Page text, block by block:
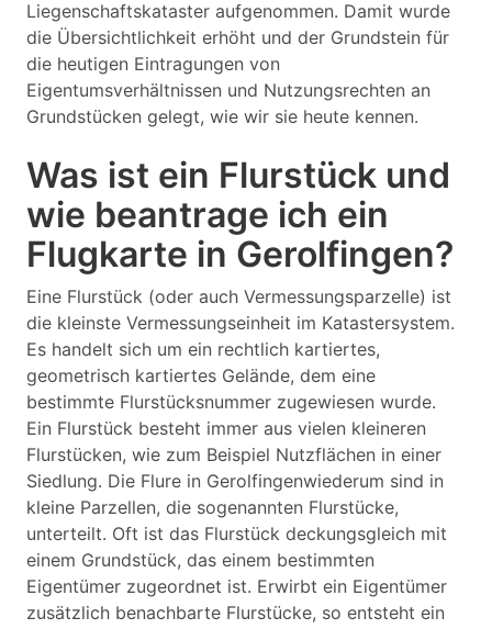
Liegenschaftskataster aufgenommen. Damit wurde
die Übersichtlichkeit erhöht und der Grundstein für
die heutigen Eintragungen von
Eigentumsverhältnissen und Nutzungsrechten an
Grundstücken gelegt, wie wir sie heute kennen.
Was ist ein Flurstück und
wie beantrage ich ein
Flugkarte in Gerolfingen?
Eine Flurstück (oder auch Vermessungsparzelle) ist
die kleinste Vermessungseinheit im Katastersystem.
Es handelt sich um ein rechtlich kartiertes,
geometrisch kartiertes Gelände, dem eine
bestimmte Flurstücksnummer zugewiesen wurde.
Ein Flurstück besteht immer aus vielen kleineren
Flurstücken, wie zum Beispiel Nutzflächen in einer
Siedlung. Die Flure in Gerolfingenwiederum sind in
kleine Parzellen, die sogenannten Flurstücke,
unterteilt. Oft ist das Flurstück deckungsgleich mit
einem Grundstück, das einem bestimmten
Eigentümer zugeordnet ist. Erwirbt ein Eigentümer
zusätzlich benachbarte Flurstücke, so entsteht ein